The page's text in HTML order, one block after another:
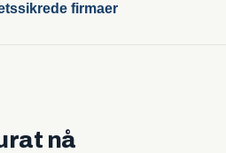
firmaer
nå